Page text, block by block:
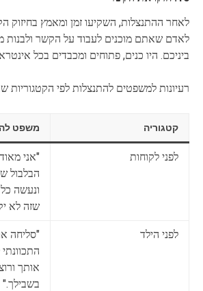
לאחר ההתנצלות, השקיעו זמן ומאמץ בחיזוק
לאדם שאתם מוכנים לעבוד על הקשר
ביניכם. היו כנים, פתוחים ומכבדים בכל
רעיונות למשפטים להתנצלות לפי הקטגוריות
קטגוריה משפט
לפני לקוחות
"אני
הבלבול
ונעשה
שזה לא
לפני הילד
"סליחה
אותך
בשבילך."